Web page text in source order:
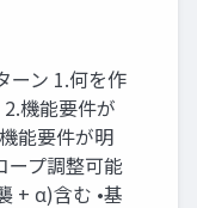
ーン 1.何を作
機能要件が
能要件が明
ープ調整可能
+ α)含む •基